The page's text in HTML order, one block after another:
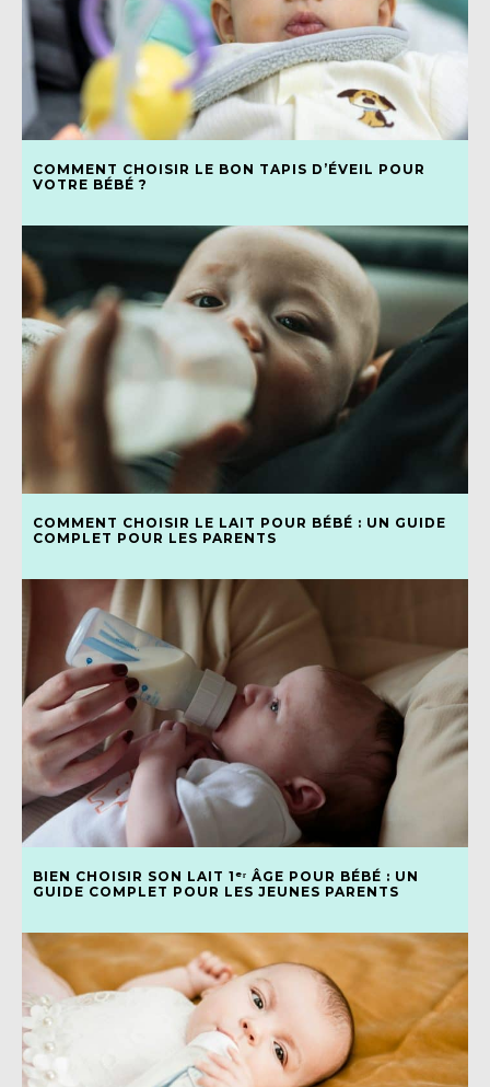
COMMENT CHOISIR LE BON TAPIS D’ÉVEIL POUR
VOTRE BÉBÉ ?
COMMENT CHOISIR LE LAIT POUR BÉBÉ : UN GUIDE
COMPLET POUR LES PARENTS
BIEN CHOISIR SON LAIT 1ᵉʳ ÂGE POUR BÉBÉ : UN
GUIDE COMPLET POUR LES JEUNES PARENTS